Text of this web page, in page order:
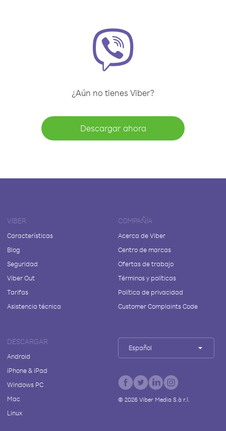
¿Aún no tienes Viber?
Descargar ahora
VIBER
Características
Blog
Seguridad
Viber Out
Tarifas
Asistencia técnica
COMPAÑÍA
Acerca de Viber
Centro de marcas
Ofertas de trabajo
Términos y políticas
Política de privacidad
Customer Complaints Code
DESCARGAR
Android
iPhone & iPad
Windows PC
Mac
Linux
Español
© 2026Viber Media S.à r.l.